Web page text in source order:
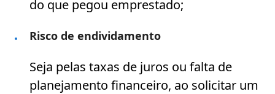
do que pegou emprestado;
Risco de endividamento
Seja pelas taxas de juros ou falta de
planejamento financeiro, ao solicitar um